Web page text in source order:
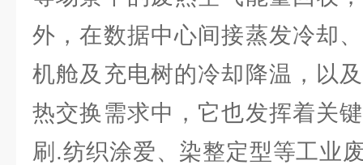
外，在数据中心间接蒸发冷却
机舱及充电树的冷却降温，以
热交换需求中，它也发挥着关
刷.纺织涂爱、染整定型等工业